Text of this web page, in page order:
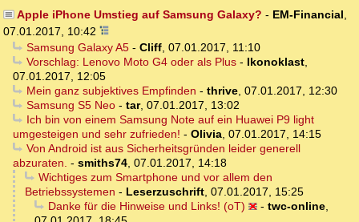
Apple iPhone Umstieg auf Samsung Galaxy? - EM-Financial,
07.01.2017, 10:42
Samsung Galaxy A5- Cliff, 07.01.2017, 11:10
Vorschlag: Lenovo Moto G4 oder als Plus- Ikonoklast,
07.01.2017, 12:05
Mein ganz subjektives Empfinden - thrive, 07.01.2017, 12:30
Samsung S5 Neo- tar, 07.01.2017, 13:02
Ich bin von einem Samsung Note auf ein Huawei P9 light
umgesteigen und sehr zufrieden! - Olivia, 07.01.2017, 14:15
Von Android ist aus Sicherheitsgründen leider generell
abzuraten. - smiths74, 07.01.2017, 14:18
Wichtiges zum Smartphone und vor allem den
Betriebssystemen - Leserzuschrift, 07.01.2017, 15:25
Danke für die Hinweise und Links! (oT)
- twc-online,